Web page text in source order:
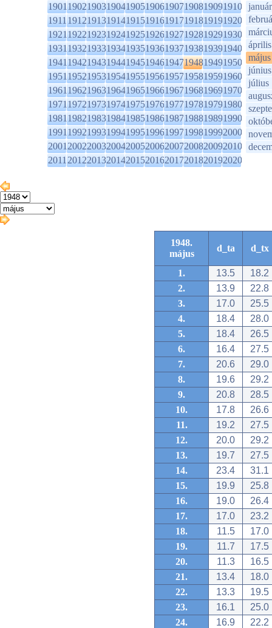
1901190219031904190519061907190819091910
1911191219131914191519161917191819191920
1921192219231924192519261927192819291930
1931193219331934193519361937193819391940
1941194219431944194519461947194819491950
1951195219531954195519561957195819591960
1961196219631964196519661967196819691970
1971197219731974197519761977197819791980
1981198219831984198519861987198819891990
1991199219931994199519961997199819992000
2001200220032004200520062007200820092010
2011201220132014201520162017201820192020
január
április
május
június
július
1948.
május
d_ta d_tx
1. 13.5
18.2
2.
13.9
22.8
3.
17.0
25.5
4.
18.4
28.0
5.
18.4
26.5
6.
16.4
27.5
7.
20.6
29.0
8.
19.6
29.2
9.
20.8
28.5
10.
17.8
26.6
11.
19.2
27.5
12.
20.0
29.2
13.
19.7
27.5
14.
23.4
31.1
15.
19.9
25.8
16.
19.0
26.4
17.
17.0
23.2
18.
11.5
17.0
19.
11.7
17.5
20.
11.3
16.5
21.
13.4
18.0
22.
13.3
19.5
23.
16.1
25.0
24.
16.9
22.2